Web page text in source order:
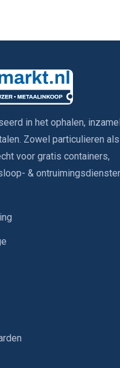
in het ophalen,
Zowel particulieren
voor gratis containers,
&